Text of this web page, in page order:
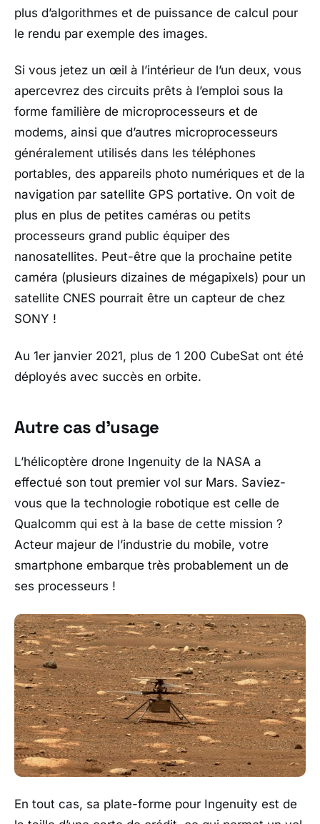
plus d’algorithmes et de puissance de calcul pour
le rendu par exemple des images.
Si vous jetez un œil à l’intérieur de l’un deux, vous
apercevrez des circuits prêts à l’emploi sous la
forme familière de microprocesseurs et de
modems, ainsi que d’autres microprocesseurs
généralement utilisés dans les téléphones
portables, des appareils photo numériques et de la
navigation par satellite GPS portative. On voit de
plus en plus de petites caméras ou petits
processeurs grand public équiper des
nanosatellites. Peut-être que la prochaine petite
caméra (plusieurs dizaines de mégapixels) pour un
satellite CNES pourrait être un capteur de chez
SONY !
Au 1er janvier 2021, plus de 1 200 CubeSat ont été
déployés avec succès en orbite.
Autre cas d’usage
L’hélicoptère drone Ingenuity de la NASA a
effectué son tout premier vol sur Mars. Saviez-
vous que la technologie robotique est celle de
Qualcomm qui est à la base de cette mission ?
Acteur majeur de l’industrie du mobile, votre
smartphone embarque très probablement un de
ses processeurs !
En tout cas, sa plate-forme pour Ingenuity est de